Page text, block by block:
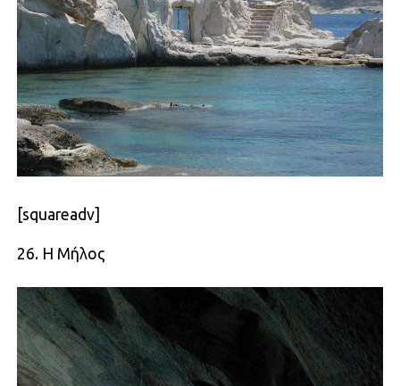
[squareadv]
26. Η Μήλος